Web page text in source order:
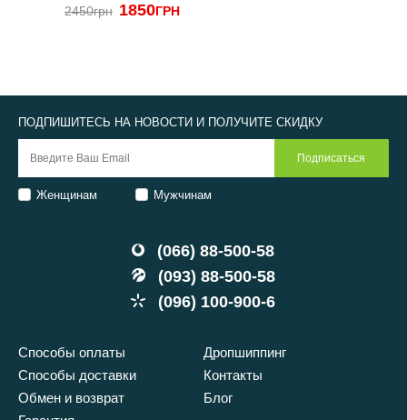
2450грн 1850ГРН
(066) 88-500-58
(093) 88-500-58
(096) 100-900-6
Способы оплаты
Способы доставки
Обмен и возврат
Дропшиппинг
Контакты
Блог
ПОДПИШИТЕСЬ НА НОВОСТИ И ПОЛУЧИТЕ СКИДКУ
Женщинам Мужчинам